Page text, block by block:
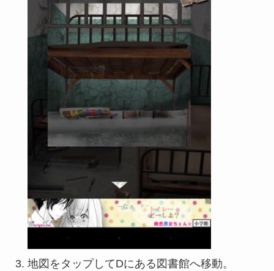
地図をタップしてDにある図書館へ移動。